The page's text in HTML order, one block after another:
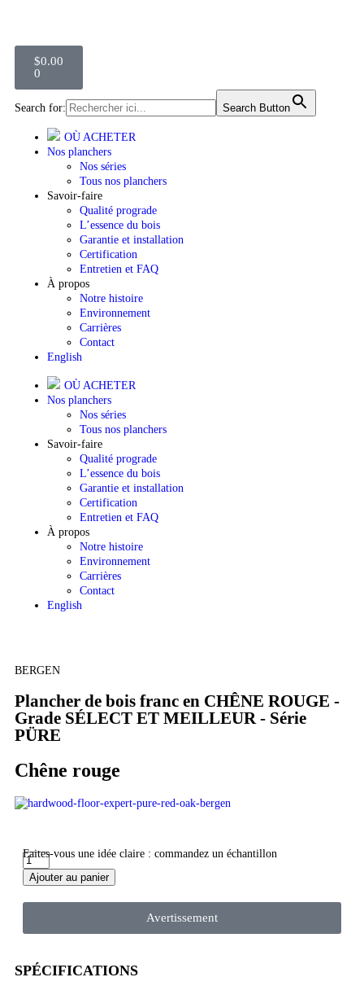
$0.00
0
Search for: Search Button
OÙ ACHETER
Nos planchers
Nos séries
Tous nos planchers
Savoir-faire
Qualité prograde
L’essence du bois
Garantie et installation
Certification
Entretien et FAQ
À propos
Notre histoire
Environnement
Carrières
Contact
English
OÙ ACHETER
Nos planchers
Nos séries
Tous nos planchers
Savoir-faire
Qualité prograde
L’essence du bois
Garantie et installation
Certification
Entretien et FAQ
À propos
Notre histoire
Environnement
Carrières
Contact
English
BERGEN
Plancher de bois franc en CHÊNE ROUGE -
Grade SÉLECT ET MEILLEUR - Série
PÜRE
Chêne rouge
Faites-vous une idée claire : commandez un échantillon
Ajouter au panier
Avertissement
SPÉCIFICATIONS